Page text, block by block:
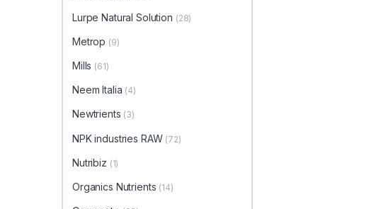
Lurpe Natural Solution (28)
Metrop (9)
Mills (61)
Neem Italia (4)
Newtrients (3)
NPK industries RAW (72)
Nutribiz (1)
Organics Nutrients (14)